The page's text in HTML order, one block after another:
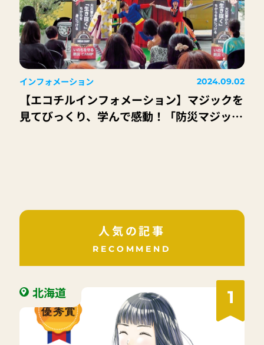
インフォメーション 2024.09.02
【エコチルインフォメーション】マジックを
見てびっくり、学んで感動！「防災マジック
人気の記事
RECOMMEND
1
北海道